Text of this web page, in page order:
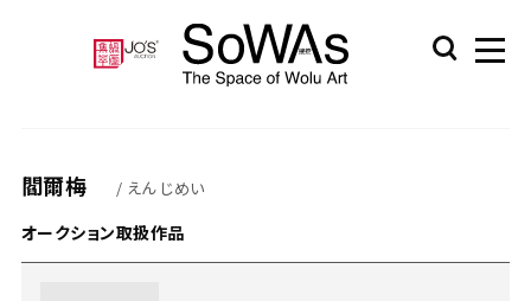
閻爾梅 / えん じめい
オークション取扱作品